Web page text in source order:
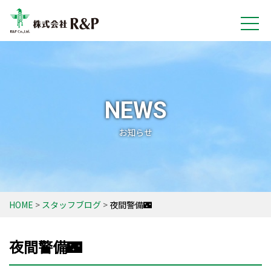
NEWS
お知らせ
HOME スタッフブログ 夜間警備🌃
夜間警備🌃